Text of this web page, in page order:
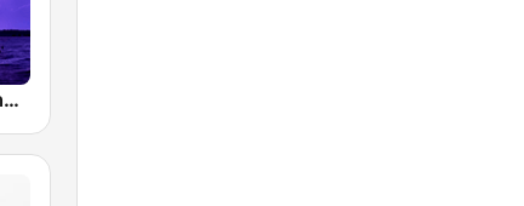
BOX : Rain & Thunder Sounds